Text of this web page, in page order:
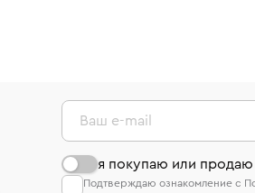
Ваш e-mail
я покупаю или
Подтверждаю ознакомление с